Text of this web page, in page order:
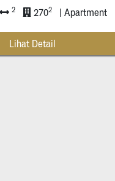
2 2702 | Apartment
Lihat Detail